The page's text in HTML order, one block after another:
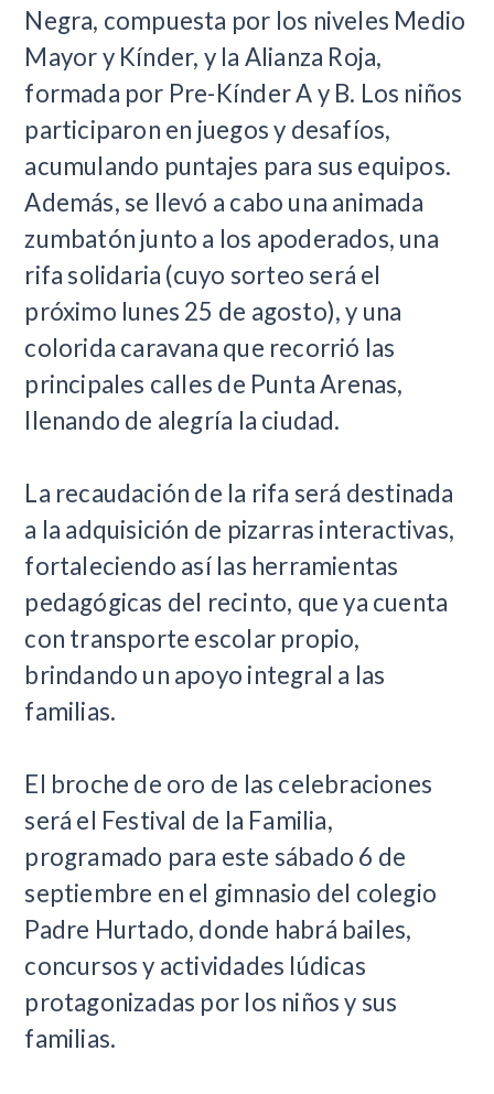
Negra, compuesta por los niveles Medio
Mayor y Kínder, y la Alianza Roja,
formada por Pre-Kínder A y B. Los niños
participaron en juegos y desafíos,
acumulando puntajes para sus equipos.
Además, se llevó a cabo una animada
zumbatón junto a los apoderados, una
rifa solidaria (cuyo sorteo será el
próximo lunes 25 de agosto), y una
colorida caravana que recorrió las
principales calles de Punta Arenas,
llenando de alegría la ciudad.
La recaudación de la rifa será destinada
a la adquisición de pizarras interactivas,
fortaleciendo así las herramientas
pedagógicas del recinto, que ya cuenta
con transporte escolar propio,
brindando un apoyo integral a las
familias.
El broche de oro de las celebraciones
será el Festival de la Familia,
programado para este sábado 6 de
septiembre en el gimnasio del colegio
Padre Hurtado, donde habrá bailes,
concursos y actividades lúdicas
protagonizadas por los niños y sus
familias.